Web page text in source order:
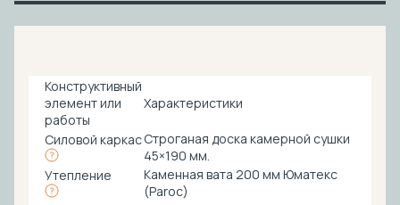
Конструктивный
элемент или
работы
Характеристики
Силовой каркасСтроганая доска камерной сушки
45×190 мм.
Утепление
Каменная вата 200 мм Юматекс
(Paroc)